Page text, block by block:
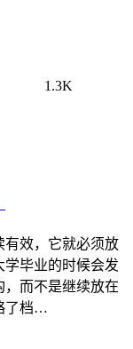
1.3K
有效，它就必须放
毕业的时候会发
而不是继续放在
了档…